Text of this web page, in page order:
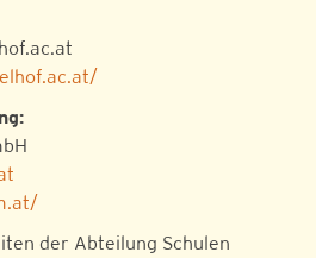
der Abteilung Schulen